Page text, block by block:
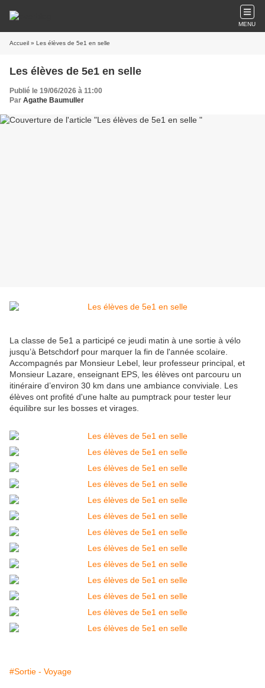
MENU
Accueil » Les élèves de 5e1 en selle
Les élèves de 5e1 en selle
Publié le 19/06/2026 à 11:00
Par Agathe Baumuller
La classe de 5e1 a participé ce jeudi matin à une sortie à vélo
jusqu’à Betschdorf pour marquer la fin de l'année scolaire.
Accompagnés par Monsieur Lebel, leur professeur principal, et
Monsieur Lazare, enseignant EPS, les élèves ont parcouru un
itinéraire d’environ 30 km dans une ambiance conviviale. Les
élèves ont profité d'une halte au pumptrack pour tester leur
équilibre sur les bosses et virages.
#Sortie - Voyage